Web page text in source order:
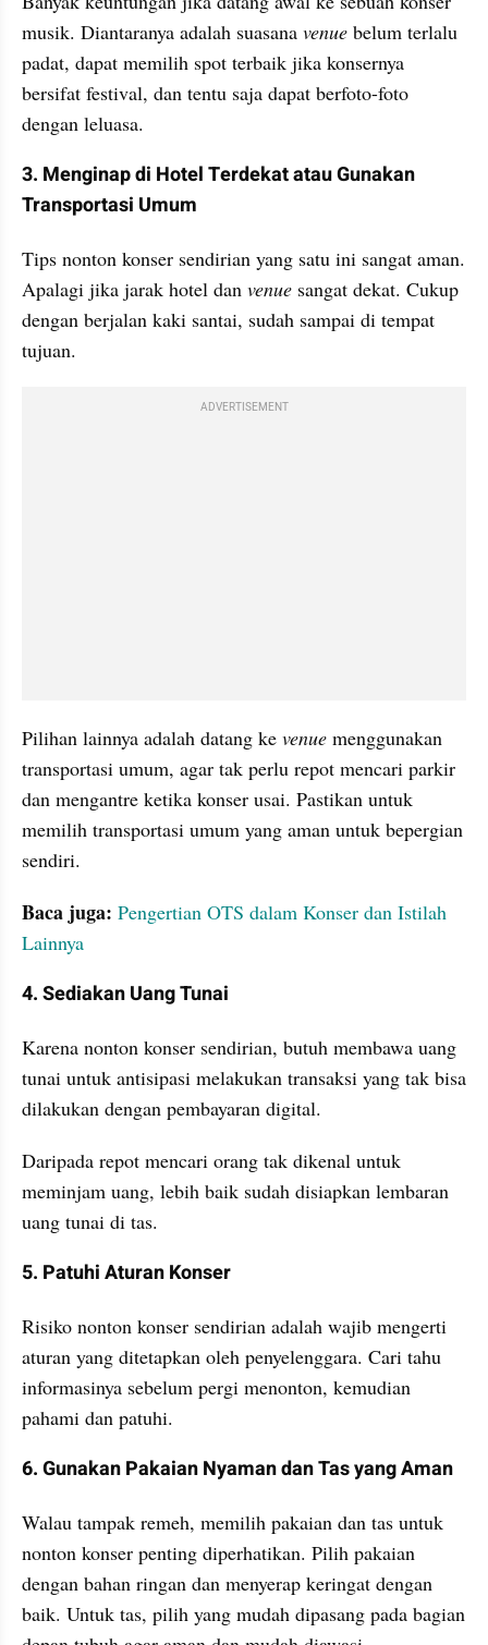
musik. Diantaranya adalah suasana venue belum terlalu
padat, dapat memilih spot terbaik jika konsernya
bersifat festival, dan tentu saja dapat berfoto-foto
dengan leluasa.
3. Menginap di Hotel Terdekat atau Gunakan
Transportasi Umum
Tips nonton konser sendirian yang satu ini sangat aman.
Apalagi jika jarak hotel dan venue sangat dekat. Cukup
dengan berjalan kaki santai, sudah sampai di tempat
tujuan.
ADVERTISEMENT
Pilihan lainnya adalah datang ke venue menggunakan
transportasi umum, agar tak perlu repot mencari parkir
dan mengantre ketika konser usai. Pastikan untuk
memilih transportasi umum yang aman untuk bepergian
sendiri.
Baca juga: Pengertian OTS dalam Konser dan Istilah
Lainnya
4. Sediakan Uang Tunai
Karena nonton konser sendirian, butuh membawa uang
tunai untuk antisipasi melakukan transaksi yang tak bisa
dilakukan dengan pembayaran digital.
Daripada repot mencari orang tak dikenal untuk
meminjam uang, lebih baik sudah disiapkan lembaran
uang tunai di tas.
5. Patuhi Aturan Konser
Risiko nonton konser sendirian adalah wajib mengerti
aturan yang ditetapkan oleh penyelenggara. Cari tahu
informasinya sebelum pergi menonton, kemudian
pahami dan patuhi.
6. Gunakan Pakaian Nyaman dan Tas yang Aman
Walau tampak remeh, memilih pakaian dan tas untuk
nonton konser penting diperhatikan. Pilih pakaian
dengan bahan ringan dan menyerap keringat dengan
baik. Untuk tas, pilih yang mudah dipasang pada bagian